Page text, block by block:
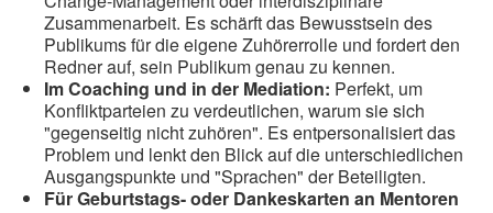
Zusammenarbeit. Es schärft das Bewusstsein des
Publikums für die eigene Zuhörerrolle und fordert den
Redner auf, sein Publikum genau zu kennen.
Im Coaching und in der Mediation: Perfekt, um
Konfliktparteien zu verdeutlichen, warum sie sich
"gegenseitig nicht zuhören". Es entpersonalisiert das
Problem und lenkt den Blick auf die unterschiedlichen
Ausgangspunkte und "Sprachen" der Beteiligten.
Für Geburtstags- oder Dankeskarten an Mentoren